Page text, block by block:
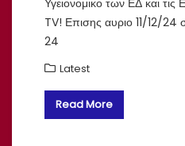
TV! Επισης αυριο 11/12/24
24
Latest
Read More